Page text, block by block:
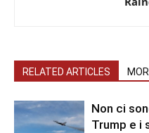
RELATED ARTICLES
Non ci
Trump e i